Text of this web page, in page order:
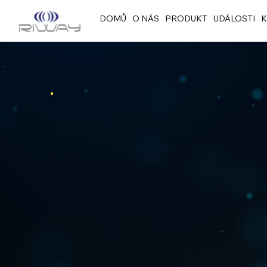
DOMŮ O NÁS PRODUKT UDÁLOSTI